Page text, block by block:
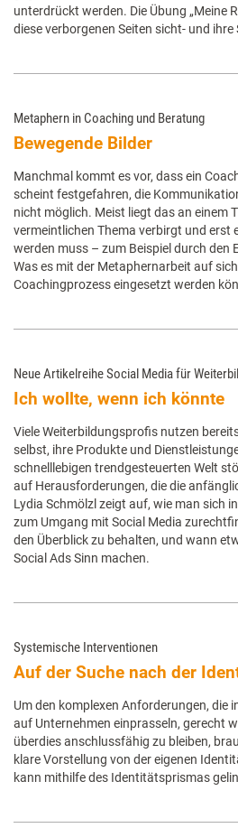
unterdrückt werden. Die Übung „Meine
diese verborgenen Seiten sicht- und
Metaphern in Coaching und Beratung
Bewegende Bilder
Manchmal kommt es vor, dass ein
scheint festgefahren, die
nicht möglich. Meist liegt das an einem
vermeintlichen Thema verbirgt und erst
werden muss – zum Beispiel durch den
Was es mit der Metaphernarbeit auf
Coachingprozess eingesetzt werden
Neue Artikelreihe Social Media für
Ich wollte, wenn ich könnte
Viele Weiterbildungsprofis nutzen
selbst, ihre Produkte und
schnelllebigen trendgesteuerten Welt
auf Herausforderungen, die die
Lydia Schmölzl zeigt auf, wie man sich
zum Umgang mit Social Media
den Überblick zu behalten, und wann
Social Ads Sinn machen.
Systemische Interventionen
Auf der Suche nach der
Um den komplexen Anforderungen, die
auf Unternehmen einprasseln, gerecht
überdies anschlussfähig zu bleiben,
klare Vorstellung von der eigenen
kann mithilfe des Identitätsprismas